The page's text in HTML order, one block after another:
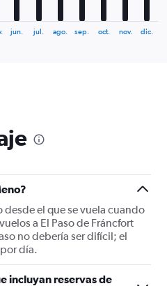
jun. jul. ago. sep. oct. nov. dic.
desde el que se vuela cuando
a El Paso de Fráncfort
no debería ser difícil; el
día.
incluyan reservas de